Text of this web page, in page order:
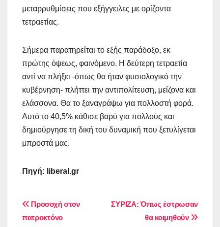
μεταρρυθμίσεις που εξήγγειλες με ορίζοντα
τετραετίας.
Σήμερα παρατηρείται το εξής παράδοξο, εκ
πρώτης όψεως, φαινόμενο. Η δεύτερη τετραετία
αντί να πλήξει -όπως θα ήταν φυσιολογικό την
κυβέρνηση- πλήττει την αντιπολίτευση, μείζονα και
ελάσσονα. Θα το ξαναγράψω για πολλοστή φορά.
Αυτό το 40,5% κάθισε βαρύ για πολλούς και
δημιούργησε τη δική του δυναμική που ξετυλίγεται
μπροστά μας.
Πηγή: liberal.gr
Πλοήγηση
ΣΥΡΙΖΑ: Όπως έστρωσαν
θα κοιμηθούν
Προσοχή στον
πατροκτόνο